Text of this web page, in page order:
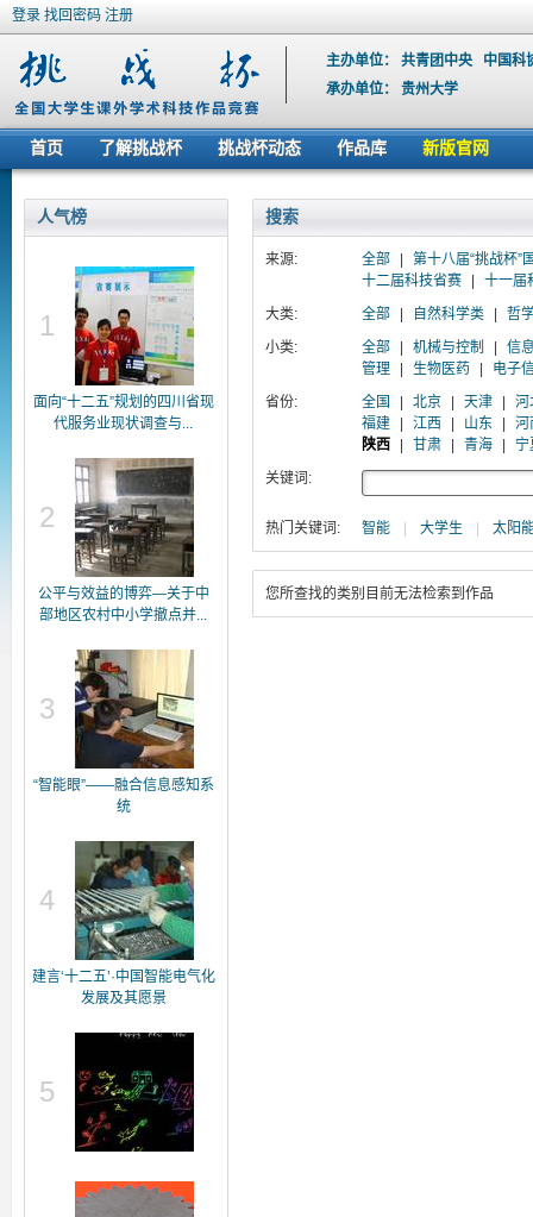
登录 找回密码 注册
主办单位：共青团中央
中国科
承办单位：贵州大学
首页 了解挑战杯 挑战杯动态 作品库 新版官网
人气榜
1
面向“十二五”规划的四川省现
代服务业现状调查与...
2
公平与效益的博弈—关于中
部地区农村中小学撤点并...
3
“智能眼”——融合信息感知系
统
4
建言‘十二五’·中国智能电气化
发展及其愿景
5
搜索
来源: 全部
第十八届“挑战杯”
十二届科技省赛
十一届
大类:
全部 自然科学类
哲
小类:
全部 机械与控制
信
管理
生物医药
电子
省份:
全国 北京 天津
河
福建
江西 山东
河
陕西
甘肃 青海
宁
关键词:
热门关键词: 智能 大学生 太阳
您所查找的类别目前无法检索到作品